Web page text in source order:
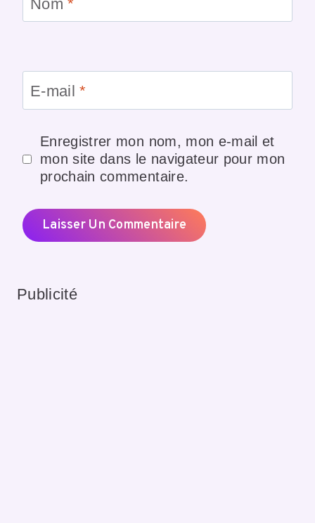
Nom*
E-mail*
Enregistrer mon nom, mon e-mail et
mon site dans le navigateur pour mon
prochain commentaire.
Publicité